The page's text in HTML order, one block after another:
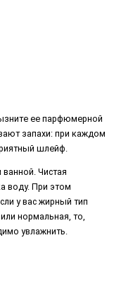
ее парфюмерной
запахи: при каждом
шлейф.
Чистая
воду. При этом
у вас жирный тип
нормальная, то,
увлажнить.